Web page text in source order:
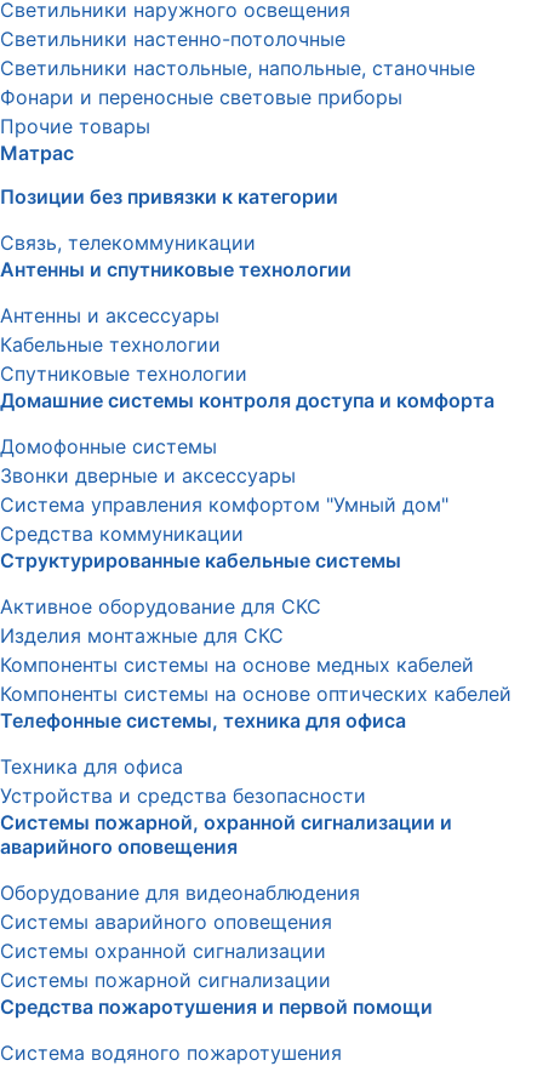
Светильники наружного освещения
Светильники настенно-потолочные
Светильники настольные, напольные, станочные
Фонари и переносные световые приборы
Прочие товары
Матрас
Позиции без привязки к категории
Связь, телекоммуникации
Антенны и спутниковые технологии
Антенны и аксессуары
Кабельные технологии
Спутниковые технологии
Домашние системы контроля доступа и комфорта
Домофонные системы
Звонки дверные и аксессуары
Система управления комфортом "Умный дом"
Средства коммуникации
Структурированные кабельные системы
Активное оборудование для СКС
Изделия монтажные для СКС
Компоненты системы на основе медных кабелей
Компоненты системы на основе оптических кабелей
Телефонные системы, техника для офиса
Техника для офиса
Устройства и средства безопасности
Системы пожарной, охранной сигнализации и
аварийного оповещения
Оборудование для видеонаблюдения
Системы аварийного оповещения
Системы охранной сигнализации
Системы пожарной сигнализации
Средства пожаротушения и первой помощи
Система водяного пожаротушения